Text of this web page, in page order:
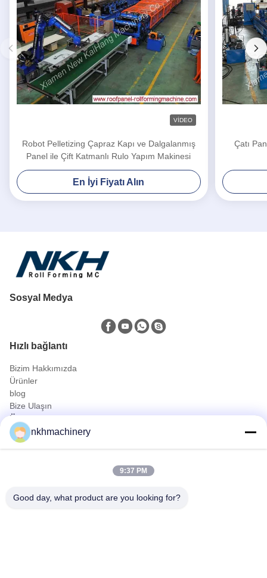
VIDEO
Robot Pelletizing Çapraz Kapı ve Dalgalanmış
Panel ile Çift Katmanlı Rulo Yapım Makinesi
En İyi Fiyatı Alın
Çatı
Sosyal Medya
Hızlı bağlantı
Bizim Hakkımızda
Ürünler
blog
Bize Ulaşın
Ürünler
Çatı Paneli Top şekillendirme makinesi
şekillendirme makinesi zemin güverte rulo
Ayakta Dikiş Rulo Şekillendirme Makinesi
Purlin Top şekillendirme makinesi
nkhmachinery
9:37 PM
Good day, what product are you looking for?